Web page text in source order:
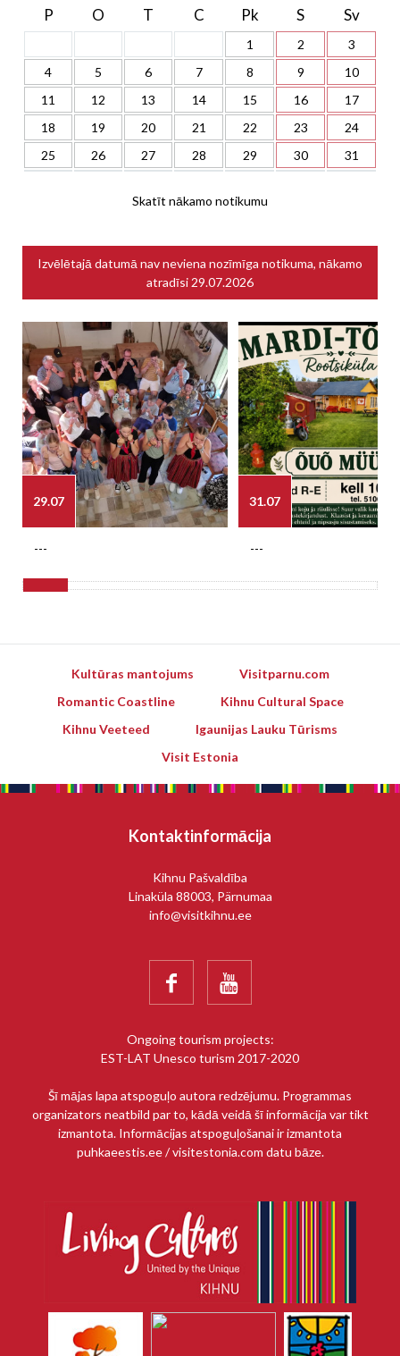
P O T C Pk S Sv
1 2
3
4
5 6 7 8 9
10
11
12 13 14 15 16
17
18
19 20 21 22 23
24
25
26 27 28 29 30 31
Skatīt nākamo notikumu
Izvēlētajā datumā nav neviena nozīmīga notikuma, nākamo
atradīsi 29.07.2026
29.07
---
31.07
---
Kultūras mantojums
Visitparnu.com
Romantic Coastline
Kihnu Cultural Space
Kihnu Veeteed
Igaunijas Lauku Tūrisms
Visit Estonia
Kontaktinformācija
Kihnu Pašvaldība
Linaküla 88003, Pärnumaa
info@visitkihnu.ee
 
Ongoing tourism projects:
EST-LAT Unesco turism 2017-2020
Šī mājas lapa atspoguļo autora redzējumu. Programmas
organizators neatbild par to, kādā veidā šī informācija var tikt
izmantota. Informācijas atspoguļošanai ir izmantota
puhkaeestis.ee / visitestonia.com datu bāze.